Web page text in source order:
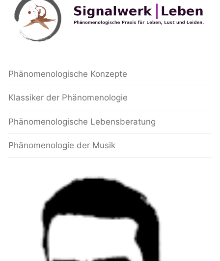
Phänomenologische Konzepte
Klassiker der Phänomenologie
Phänomenologische Lebensberatung
Phänomenologie der Musik